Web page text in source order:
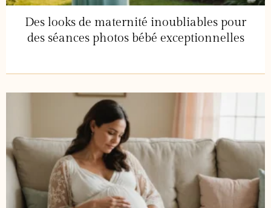
Des looks de maternité inoubliables pour
des séances photos bébé exceptionnelles